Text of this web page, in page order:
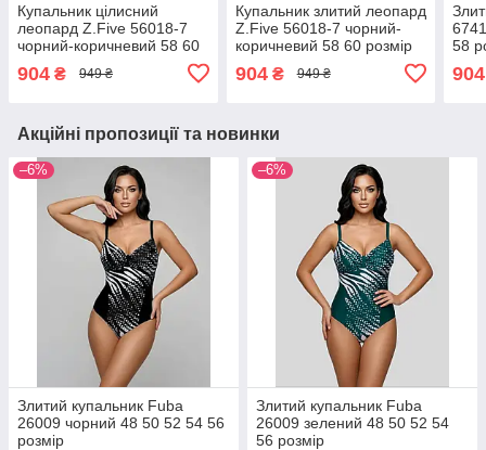
Купальник цілисний
леопард Z.Five 56018-7
чорний-коричневий 58 60
904 ₴ 949 ₴
Купальник злитий леопард
Z.Five 56018-7 чорний-
коричневий 58 60 розмір
904₴ 949 ₴
58
904
Акційні пропозиції та новинки
–6%
Злитий купальник Fuba
26009 чорний 48 50 52 54 56
розмір
–6%
Злитий купальник Fuba
26009 зелений 48 50 52 54
56 розмір